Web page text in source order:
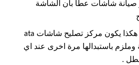
صيانة شاشات عطا بأن الشاشة
وفق المواصفات المُعلنة هكذا يكون مركز تصليح شاشات ata
وملزم باستبدالها مرة اخرى عند اي
.